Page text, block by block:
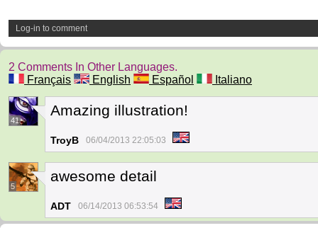
Log-in to comment
2 Comments In Other Languages.
Français
English Español Italiano
41
Amazing illustration!
TroyB 06/04/2013 22:05:03
5
awesome detail
ADT 06/14/2013 06:53:54